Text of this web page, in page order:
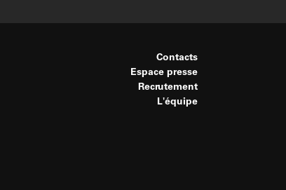
Contacts
Espace presse
Recrutement
L'équipe